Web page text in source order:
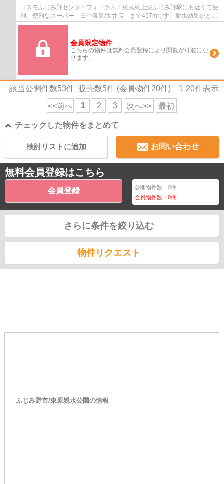
コスモふじみ野センターフォーラム：東武東上線ふじみ野駅にも近くて便
利。便利なスーパー「田中青果/大井店」まで457mです。耐水効果がとて
も魅力的な外観タイル張りの物件をご用意し...
会員限定物件
こちらの物件は無料会員登録により閲覧が可能にな
ります。
該当公開件数53件 販売数5件 (会員物件20件) 1-20件表示
<<前へ 1 2 3 次へ>> 最初
チェックした物件をまとめて
お問い合わせ
検討リストに追加
無料会員登録はこちら
会員登録 公開物件数：0件
会員物件数：0件
さらに条件を絞り込む
物件リクエスト
ふじみ野市/東原親水公園の情報